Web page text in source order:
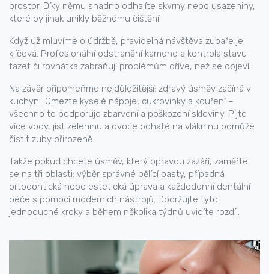
prostor. Díky němu snadno odhalíte skvrny nebo usazeniny,
které by jinak unikly běžnému čištění.
Když už mluvíme o údržbě, pravidelná návštěva zubaře je
klíčová. Profesionální odstranění kamene a kontrola stavu
fazet či rovnátka zabraňují problémům dříve, než se objeví.
Na závěr připomeňme nejdůležitější: zdravý úsměv začíná v
kuchyni. Omezte kyselé nápoje, cukrovinky a kouření –
všechno to podporuje zbarvení a poškození skloviny. Pijte
více vody, jíst zeleninu a ovoce bohaté na vlákninu pomůže
čistit zuby přirozeně.
Takže pokud chcete úsměv, který opravdu zazáří, zaměřte
se na tři oblasti: výběr správné bělící pasty, případná
ortodontická nebo estetická úprava a každodenní dentální
péče s pomocí moderních nástrojů. Dodržujte tyto
jednoduché kroky a během několika týdnů uvidíte rozdíl.